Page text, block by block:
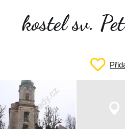
kostel sv.